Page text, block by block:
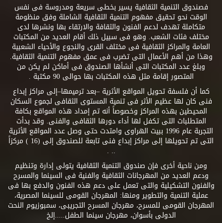
فصندوق التنمية الثقافية يسير بخطى سريعة ومدروسة فى نفس
الوقت نحو تحقيق مفهوم التنمية الثقافية الشاملة وفق منظومة
متكاملة تهدف لدعم الفنون والثقافة والارتقاء بها ونشرها لدى
مختلف فئات الشعب. وهو فى سبيل ذلك أقام العديد من المكتبات
العامة والمراكز الثقافية فى مختلف القرى والنجوع والأحياء الشعبية
وهذا من أهم الأعمال التى تضرب فى عمق مفهوم التنمية الثقافية.
وبلغ عدد المكتبات التى أنشأها الصندوق فى أماكن لم يكن من
المتصور إقامة مثل هذه المكتبات بها حوالى 90 مكتبة .
كما أن فلسفة تحويل المواقع الأثرية –بعد ترميمها–إلى مراكز إبداع
فنى كان لها عظيم الأثر فى تنمية المستوى الثقافى لجموع السكان
المحيطين بهذه المراكز وخصوصاً أنه تم إمداد هذه المواقع بكافة
المتطلبات التى تكفل لها أداء دورها الثقافى والفنى. وقد بدأت
التجربة عام 1996 ببيت الهراوى وامتدت حتى وصل عدد المواقع الأثرية
التى تم تحويلها إلى مراكز إبداع فنى تابعة للصندوق إلى (16 ) مركزاً
.. .
ومن ناحية أخرى فإن صندوق التنمية الثقافية يتولى إدارة وتنظيم
ودعم العديد من المهرجانات الثقافية والفنية فى السينما والمسرح
والفنون التشكيلية والتى تعمل على دعم هذه الفنون والدفع بها فى
عملية التنمية والتطوير ومنها: المهرجان القومى للسينما المصرية،
المهرجان القومى للمسرح، مهرجان المسرح التجريبى، سمبوزيوم النحت
الدولى بأسوان، مهرجان سينما الطفل.....إلخ